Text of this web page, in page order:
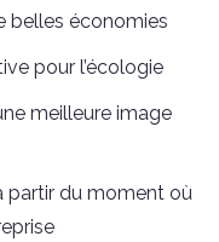
belles économies
pour l’écologie
meilleure image
partir du moment où